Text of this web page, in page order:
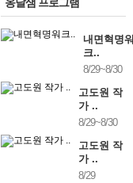
못된 꼰대들
옹달샘 프로그램
내면혁명워
크..
8/29~8/30
고도원 작
가 ..
8/29~8/30
고도원 작
가 ..
8/29